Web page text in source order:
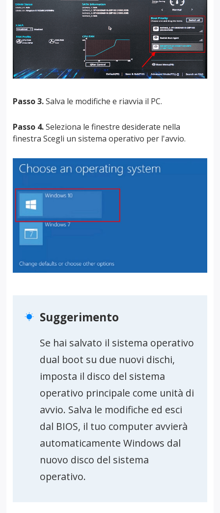
Passo 3.Salva le modifiche e riavvia il PC.
Passo 4.Seleziona le finestre desiderate nella
finestra Scegli un sistema operativo per l'avvio.
 Suggerimento
Se hai salvato il sistema operativo
dual boot su due nuovi dischi,
imposta il disco del sistema
operativo principale come unità di
avvio. Salva le modifiche ed esci
dal BIOS, il tuo computer avvierà
automaticamente Windows dal
nuovo disco del sistema
operativo.